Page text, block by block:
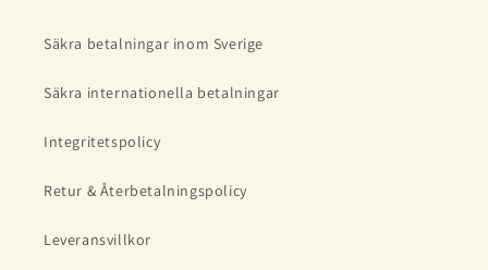
Säkra betalningar inom Sverige
Säkra internationella betalningar
Integritetspolicy
Retur & Återbetalningspolicy
Leveransvillkor